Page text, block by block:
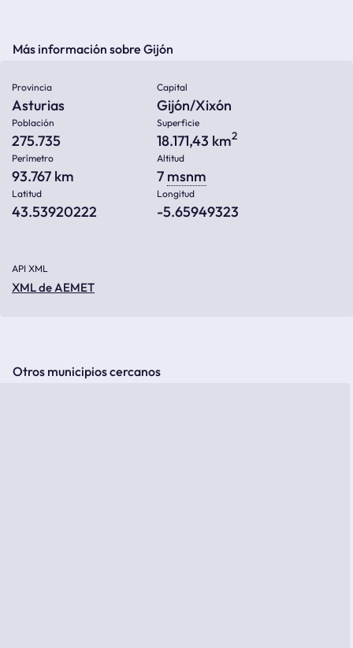
Más información sobre Gijón
Provincia
Asturias
Capital
Gijón/Xixón
Población
275.735
Superficie
18.171,43 km2
Perímetro
93.767 km
Altitud
7 msnm
Latitud
43.53920222
Longitud
-5.65949323
API XML
XML de AEMET
Otros municipios cercanos